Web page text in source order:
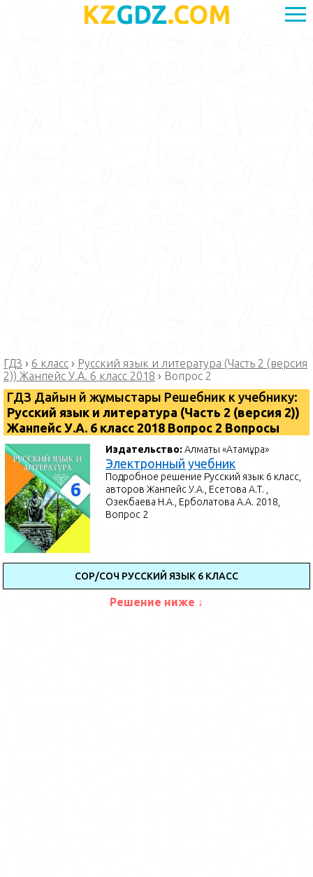
KZGDZ.COM
ГДЗ › 6 класс › Русский язык и литература (Часть 2 (версия
2)) Жанпейс У.А. 6 класс 2018 › Вопрос 2
ГДЗ Дайын үй жұмыстары Решебник к учебнику:
Русский язык и литература (Часть 2 (версия 2))
Жанпейс У.А. 6 класс 2018 Вопрос 2 Вопросы
Издательство:Алматы «Атамұра»
Электронный учебник
Подробное решение Русский язык 6 класс,
авторов Жанпейс У.А., Есетова А.Т. ,
Озекбаева Н.А., Ерболатова А.А. 2018,
Вопрос 2
СОР/СОЧ РУССКИЙ ЯЗЫК 6 КЛАСС
Решение ниже ↓